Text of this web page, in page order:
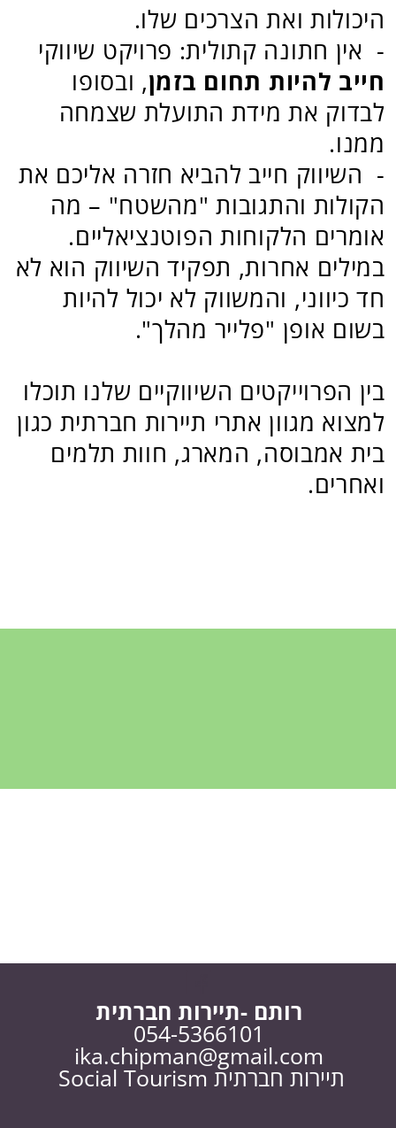
בין הפרוייקטים השיווקיים שלנו תוכלו
למצוא מגוון אתרי תיירות חברתית כגון
בית אמבוסה, המארג, חוות תלמים
ואחרים.
רותם -תיירות חברתית